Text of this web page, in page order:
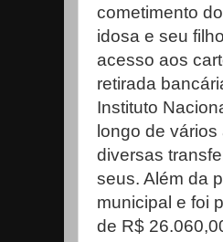
cometimento
idosa e seu
acesso aos
retirada
Instituto
longo de
diversas
seus. Além da
municipal e foi
de R$